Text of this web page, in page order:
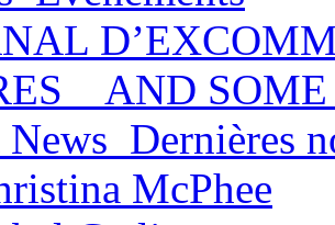
_ AND
News_Dernières
McPhee